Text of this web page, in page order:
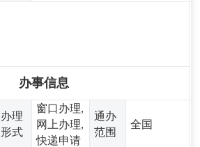
办事信息
办理
形式
窗口办理,
网上办理,
快递申请
通办
范围
全国